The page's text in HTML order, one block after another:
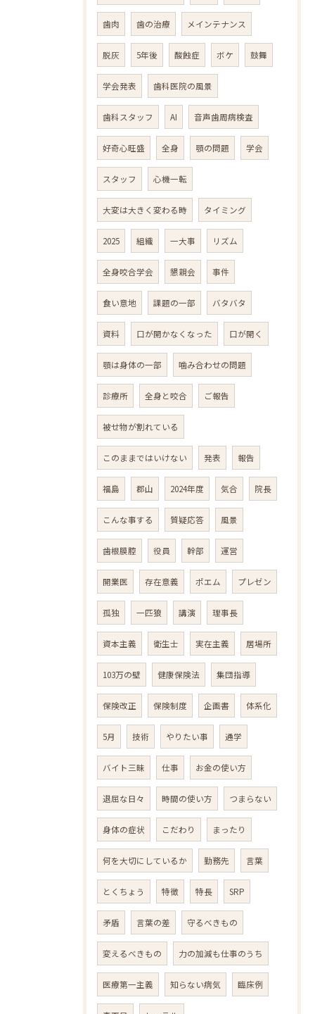
歯肉 歯の治療 メインテナンス
脱灰 5年後 酸蝕症 ボケ 鼓舞
学会発表 歯科医院の風景
歯科スタッフ AI 音声歯周病検査
好奇心旺盛 全身 顎の問題 学会
スタッフ 心機一転
大変は大きく変わる時 タイミング
2025 組織 一大事 リズム
全身咬合学会 懇親会 事件
食い意地 課題の一部 バタバタ
資料 口が開かなくなった 口が開く
顎は身体の一部 噛み合わせの問題
診療所 全身と咬合 ご報告
被せ物が割れている
このままではいけない 発表 報告
福島 郡山 2024年度 気合 院長
こんな事する 質疑応答 風景
歯根膜腔 役員 幹部 運営
開業医 存在意義 ポエム プレゼン
孤独 一匹狼 講演 理事長
資本主義 衛生士 実在主義 居場所
103万の壁 健康保険法 集団指導
保険改正 保険制度 企画書 体系化
5月 技術 やりたい事 通学
バイト三昧 仕事 お金の使い方
退屈な日々 時間の使い方 つまらない
身体の症状 こだわり まったり
何を大切にしているか 勤務先 言葉
とくちょう 特徴 特長 SRP
矛盾 言葉の差 守るべきもの
変えるべきもの 力の加減も仕事のうち
医療第一主義 知らない病気 臨床例